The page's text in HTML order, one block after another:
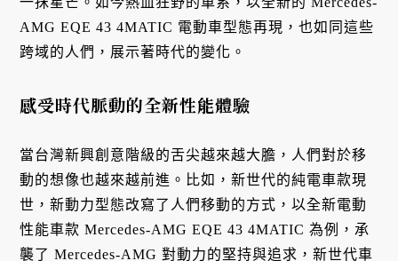
AMG EQE 43 4MATIC 電動車型態再現，也如同這些
跨域的人們，展示著時代的變化。
感受時代脈動的全新性能體驗
當台灣新興創意階級的舌尖越來越大膽，人們對於移
動的想像也越來越前進。比如，新世代的純電車款現
世，新動力型態改寫了人們移動的方式，以全新電動
性能車款 Mercedes-AMG EQE 43 4MATIC 為例，承
襲了 Mercedes-AMG 對動力的堅持與追求，新世代車